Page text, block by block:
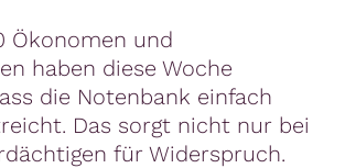
Ökonomen und
haben diese Woche
die Notenbank einfach
Das sorgt nicht nur bei
für Widerspruch.